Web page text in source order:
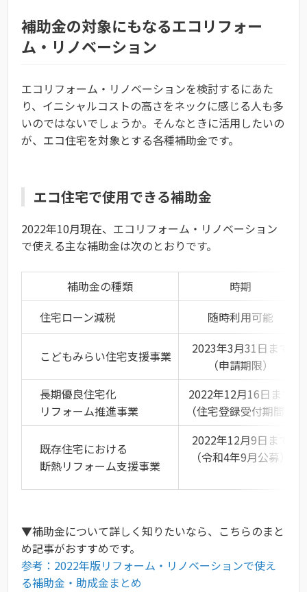
補助金の対象にもなるエコリフォー
ム・リノベーション
エコリフォーム・リノベーションを検討するにあた
り、イニシャルコストの高さをネックに感じる人も多
いのではないでしょうか。そんなときに活用したいの
が、エコ住宅を対象とする各種補助金です。
エコ住宅で使用できる補助金
2022年10月現在、エコリフォーム・リノベーション
で使える主な補助金は次のとおりです。
補助金の種類
時期
住宅ローン減税
随時利用可能
こどもみらい住宅支援事業
2023年3月31日まで
（申請期限）
長期優良住宅化
リフォーム推進事業
2022年12月16日まで
（住宅登録受付期間）
既存住宅における
断熱リフォーム支援事業
2022年12月9日まで
（令和4年9月公募）
▼補助金について詳しく知りたいなら、こちらのまと
め記事がおすすめです。
参考：2022年版リフォーム・リノベーションで使え
る補助金・助成金まとめ